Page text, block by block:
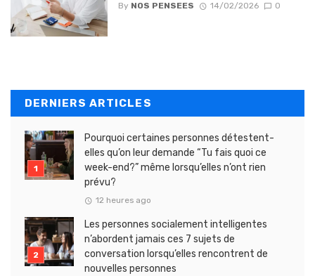
By NOS PENSEES 14/02/2026 0
DERNIERS ARTICLES
Pourquoi certaines personnes détestent-
elles qu’on leur demande “Tu fais quoi ce
week-end?” même lorsqu’elles n’ont rien
prévu?
12 heures ago
Les personnes socialement intelligentes
n’abordent jamais ces 7 sujets de
conversation lorsqu’elles rencontrent de
nouvelles personnes